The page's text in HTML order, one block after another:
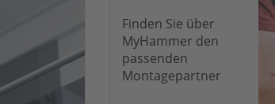
Finden Sie über
MyHammer den
passenden
Montagepartner